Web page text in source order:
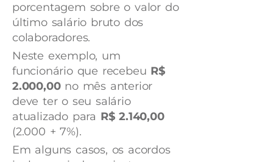
porcentagem sobre o valor do
último salário bruto dos
colaboradores.
Neste exemplo, um
funcionário que recebeu R$
2.000,00no mês anterior
deve ter o seu salário
atualizado para R$ 2.140,00
(2.000 + 7%).
Em alguns casos, os acordos